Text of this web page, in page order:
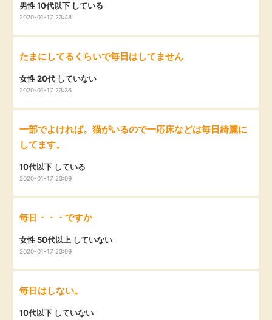
特集一覧
GMOポイ活の使い方
ヘルプセンター
男性 10代以下 している
2020-01-17 23:48
たまにしてるくらいで毎日はしてません
女性 20代 していない
2020-01-17 23:36
一部でよければ。猫がいるので一応床などは毎日綺麗に
してます。
10代以下 している
2020-01-17 23:09
毎日・・・ですか
女性 50代以上 していない
2020-01-17 23:09
毎日はしない。
10代以下 していない